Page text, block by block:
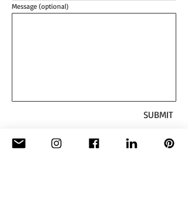
Message (optional)
SUBMIT